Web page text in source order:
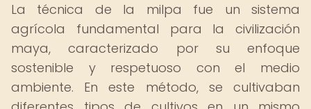
La técnica de la milpa fue un sistema
agrícola fundamental para la civilización
maya, caracterizado por su enfoque
sostenible y respetuoso con el medio
ambiente. En este método, se cultivaban